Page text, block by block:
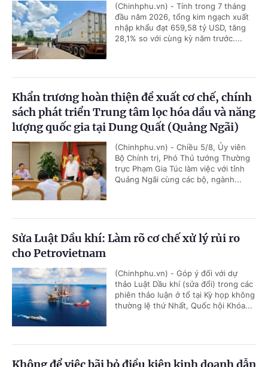
(Chinhphu.vn) - Tính trong 7 tháng
đầu năm 2026, tổng kim ngạch xuất
nhập khẩu đạt 659,58 tỷ USD, tăng
28,1% so với cùng kỳ năm trước....
Khẩn trương hoàn thiện đề xuất cơ chế, chính
sách phát triển Trung tâm lọc hóa dầu và năng
lượng quốc gia tại Dung Quất (Quảng Ngãi)
(Chinhphu.vn) - Chiều 5/8, Ủy viên
Bộ Chính trị, Phó Thủ tướng Thường
trực Phạm Gia Túc làm việc với tỉnh
Quảng Ngãi cùng các bộ, ngành...
Sửa Luật Dầu khí: Làm rõ cơ chế xử lý rủi ro
cho Petrovietnam
(Chinhphu.vn) - Góp ý đối với dự
thảo Luật Dầu khí (sửa đổi) trong các
phiên thảo luận ở tổ tại Kỳ họp không
thường lệ thứ Nhất, Quốc hội Khóa...
Không để việc bãi bỏ điều kiện kinh doanh dẫn